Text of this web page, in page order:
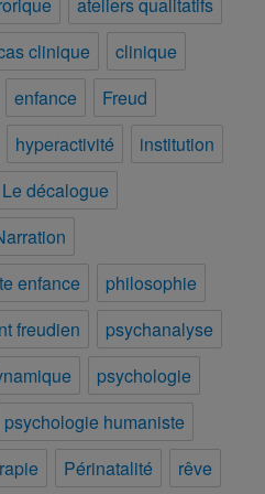
clinique
clinique
enfance
Freud
hyperactivité
institution
Le décalogue
enfance
philosophie
freudien
psychanalyse
psychologie
psychologie humaniste
Périnatalité
rêve